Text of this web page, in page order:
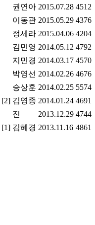
권연아 2015.07.28 4512
이동관 2015.05.29 4376
정세라 2015.04.06 4204
김민영 2014.05.12 4792
지민경 2014.03.17 4570
박영선 2014.02.26 4676
승상훈 2014.02.25 5574
[2] 김영종 2014.01.24 4691
진 2013.12.29 4744
[1] 김혜경 2013.11.16 4861